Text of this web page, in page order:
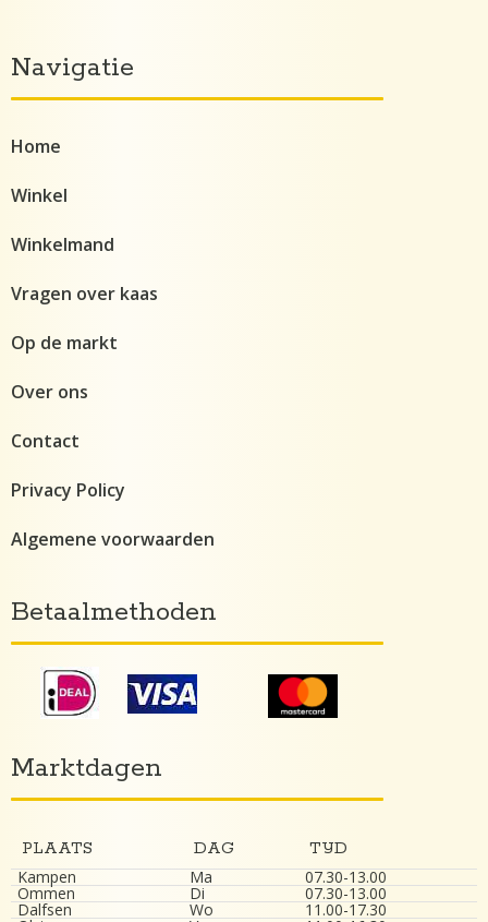
Betaalmethoden
Marktdagen
PLAATS DAG
TIJD
Kampen
Ma 07.30-13.00
Ommen Di 07.30-13.00
Dalfsen Wo 11.00-17.30
Navigatie
Home
Winkel
Winkelmand
Vragen over kaas
Op de markt
Over ons
Contact
Privacy Policy
Algemene voorwaarden